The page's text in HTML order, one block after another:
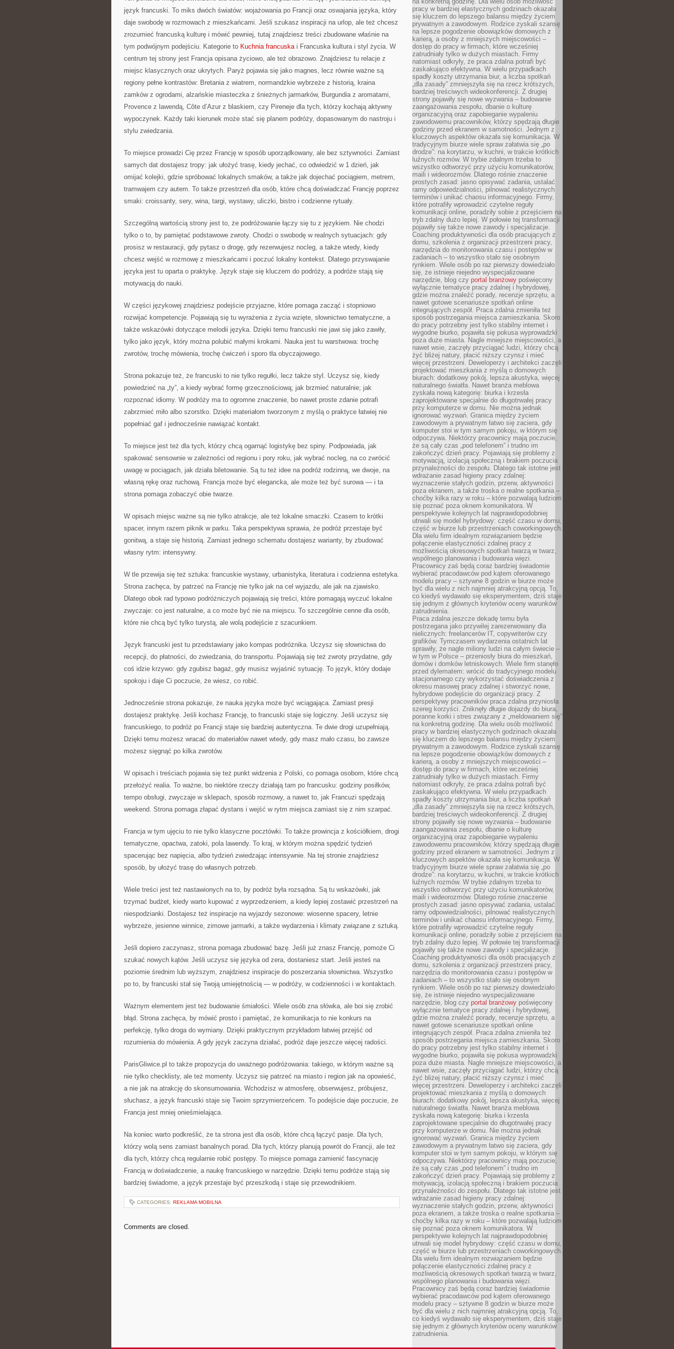
język francuski. To miks dwóch światów: wojażowania po Francji oraz oswajania języka, który
daje swobodę w rozmowach z mieszkańcami. Jeśli szukasz inspiracji na urlop, ale też chcesz
zrozumieć francuską kulturę i mówić pewniej, tutaj znajdziesz treści zbudowane właśnie na
tym podwójnym podejściu. Kategorie to Kuchnia francuskai Francuska kultura i styl życia. W
centrum tej strony jest Francja opisana życiowo, ale też obrazowo. Znajdziesz tu relacje z
miejsc klasycznych oraz ukrytych. Paryż pojawia się jako magnes, lecz równie ważne są
regiony pełne kontrastów: Bretania z wiatrem, normandzkie wybrzeże z historią, kraina
zamków z ogrodami, alzańskie miasteczka z śnieżnych jarmarków, Burgundia z aromatami,
Provence z lawendą, Côte d’Azur z blaskiem, czy Pireneje dla tych, którzy kochają aktywny
wypoczynek. Każdy taki kierunek może stać się planem podróży, dopasowanym do nastroju i
stylu zwiedzania.
To miejsce prowadzi Cię przez Francję w sposób uporządkowany, ale bez sztywności. Zamiast
samych dat dostajesz tropy: jak ułożyć trasę, kiedy jechać, co odwiedzić w 1 dzień, jak
omijać kolejki, gdzie spróbować lokalnych smaków, a także jak dojechać pociągiem, metrem,
tramwajem czy autem. To także przestrzeń dla osób, które chcą doświadczać Francję poprzez
smaki: croissanty, sery, wina, targi, wystawy, uliczki, bistro i codzienne rytuały.
Szczególną wartością strony jest to, że podróżowanie łączy się tu z językiem. Nie chodzi
tylko o to, by pamiętać podstawowe zwroty. Chodzi o swobodę w realnych sytuacjach: gdy
prosisz w restauracji, gdy pytasz o drogę, gdy rezerwujesz nocleg, a także wtedy, kiedy
chcesz wejść w rozmowę z mieszkańcami i poczuć lokalny kontekst. Dlatego przyswajanie
języka jest tu oparta o praktykę. Język staje się kluczem do podróży, a podróże stają się
motywacją do nauki.
W części językowej znajdziesz podejście przyjazne, które pomaga zacząć i stopniowo
rozwijać kompetencje. Pojawiają się tu wyrażenia z życia wzięte, słownictwo tematyczne, a
także wskazówki dotyczące melodii języka. Dzięki temu francuski nie jawi się jako zawiły,
tylko jako język, który można polubić małymi krokami. Nauka jest tu warstwowa: trochę
zwrotów, trochę mówienia, trochę ćwiczeń i sporo tła obyczajowego.
Strona pokazuje też, że francuski to nie tylko regułki, lecz także styl. Uczysz się, kiedy
powiedzieć na „ty”, a kiedy wybrać formę grzecznościową; jak brzmieć naturalnie; jak
rozpoznać idiomy. W podróży ma to ogromne znaczenie, bo nawet proste zdanie potrafi
zabrzmieć miło albo szorstko. Dzięki materiałom tworzonym z myślą o praktyce łatwiej nie
popełniać gaf i jednocześnie nawiązać kontakt.
To miejsce jest też dla tych, którzy chcą ogarnąć logistykę bez spiny. Podpowiada, jak
spakować sensownie w zależności od regionu i pory roku, jak wybrać nocleg, na co zwrócić
uwagę w pociągach, jak działa biletowanie. Są tu też idee na podróż rodzinną, we dwoje, na
własną rękę oraz ruchową. Francja może być elegancka, ale może też być surowa — i ta
strona pomaga zobaczyć obie twarze.
W opisach miejsc ważne są nie tylko atrakcje, ale też lokalne smaczki. Czasem to krótki
spacer, innym razem piknik w parku. Taka perspektywa sprawia, że podróż przestaje być
gonitwą, a staje się historią. Zamiast jednego schematu dostajesz warianty, by zbudować
własny rytm: intensywny.
W tle przewija się też sztuka: francuskie wystawy, urbanistyka, literatura i codzienna estetyka.
Strona zachęca, by patrzeć na Francję nie tylko jak na cel wyjazdu, ale jak na zjawisko.
Dlatego obok rad typowo podróżniczych pojawiają się treści, które pomagają wyczuć lokalne
zwyczaje: co jest naturalne, a co może być nie na miejscu. To szczególnie cenne dla osób,
które nie chcą być tylko turystą, ale wolą podejście z szacunkiem.
Język francuski jest tu przedstawiany jako kompas podróżnika. Uczysz się słownictwa do
recepcji, do płatności, do zwiedzania, do transportu. Pojawiają się też zwroty przydatne, gdy
coś idzie krzywo: gdy zgubisz bagaż, gdy musisz wyjaśnić sytuację. To język, który dodaje
spokoju i daje Ci poczucie, że wiesz, co robić.
Jednocześnie strona pokazuje, że nauka języka może być wciągająca. Zamiast presji
dostajesz praktykę. Jeśli kochasz Francję, to francuski staje się logiczny. Jeśli uczysz się
francuskiego, to podróż po Francji staje się bardziej autentyczna. Te dwie drogi uzupełniają.
Dzięki temu możesz wracać do materiałów nawet wtedy, gdy masz mało czasu, bo zawsze
możesz sięgnąć po kilka zwrotów.
W opisach i treściach pojawia się też punkt widzenia z Polski, co pomaga osobom, które chcą
przełożyć realia. To ważne, bo niektóre rzeczy działają tam po francusku: godziny posiłków,
tempo obsługi, zwyczaje w sklepach, sposób rozmowy, a nawet to, jak Francuzi spędzają
weekend. Strona pomaga złapać dystans i wejść w rytm miejsca zamiast się z nim szarpać.
Francja w tym ujęciu to nie tylko klasyczne pocztówki. To także prowincja z kościółkiem, drogi
tematyczne, opactwa, zatoki, pola lawendy. To kraj, w którym można spędzić tydzień
spacerując bez napięcia, albo tydzień zwiedzając intensywnie. Na tej stronie znajdziesz
sposób, by ułożyć trasę do własnych potrzeb.
Wiele treści jest też nastawionych na to, by podróż była rozsądna. Są tu wskazówki, jak
trzymać budżet, kiedy warto kupować z wyprzedzeniem, a kiedy lepiej zostawić przestrzeń na
niespodzianki. Dostajesz też inspiracje na wyjazdy sezonowe: wiosenne spacery, letnie
wybrzeże, jesienne winnice, zimowe jarmarki, a także wydarzenia i klimaty związane z sztuką.
Jeśli dopiero zaczynasz, strona pomaga zbudować bazę. Jeśli już znasz Francję, pomoże Ci
szukać nowych kątów. Jeśli uczysz się języka od zera, dostaniesz start. Jeśli jesteś na
poziomie średnim lub wyższym, znajdziesz inspiracje do poszerzania słownictwa. Wszystko
po to, by francuski stał się Twoją umiejętnością — w podróży, w codzienności i w kontaktach.
Ważnym elementem jest też budowanie śmiałości. Wiele osób zna słówka, ale boi się zrobić
błąd. Strona zachęca, by mówić prosto i pamiętać, że komunikacja to nie konkurs na
perfekcję, tylko droga do wymiany. Dzięki praktycznym przykładom łatwiej przejść od
rozumienia do mówienia. A gdy język zaczyna działać, podróż daje jeszcze więcej radości.
ParisGliwice.pl to także propozycja do uważnego podróżowania: takiego, w którym ważne są
nie tylko checklisty, ale też momenty. Uczysz się patrzeć na miasto i region jak na opowieść,
a nie jak na atrakcję do skonsumowania. Wchodzisz w atmosferę, obserwujesz, próbujesz,
słuchasz, a język francuski staje się Twoim sprzymierzeńcem. To podejście daje poczucie, że
Francja jest mniej onieśmielająca.
Na koniec warto podkreślić, że ta strona jest dla osób, które chcą łączyć pasje. Dla tych,
którzy wolą sens zamiast banalnych porad. Dla tych, którzy planują powrót do Francji, ale też
dla tych, którzy chcą regularnie robić postępy. To miejsce pomaga zamienić fascynację
Francją w doświadczenie, a naukę francuskiego w narzędzie. Dzięki temu podróże stają się
bardziej świadome, a język przestaje być przeszkodą i staje się przewodnikiem.
CATEGORIES: REKLAMA MOBILNA
Comments are closed.
pracy w bardziej elastycznych godzinach okazała
się kluczem do lepszego balansu między życiem
prywatnym a zawodowym. Rodzice zyskali szansę
na lepsze pogodzenie obowiązków domowych z
karierą, a osoby z mniejszych miejscowości –
dostęp do pracy w firmach, które wcześniej
zatrudniały tylko w dużych miastach. Firmy
natomiast odkryły, że praca zdalna potrafi być
zaskakująco efektywna. W wielu przypadkach
spadły koszty utrzymania biur, a liczba spotkań
„dla zasady” zmniejszyła się na rzecz krótszych,
bardziej treściwych wideokonferencji. Z drugiej
strony pojawiły się nowe wyzwania – budowanie
zaangażowania zespołu, dbanie o kulturę
organizacyjną oraz zapobieganie wypaleniu
zawodowemu pracowników, którzy spędzają długie
godziny przed ekranem w samotności. Jednym z
kluczowych aspektów okazała się komunikacja. W
tradycyjnym biurze wiele spraw załatwia się „po
drodze”: na korytarzu, w kuchni, w trakcie krótkich
luźnych rozmów. W trybie zdalnym trzeba to
wszystko odtworzyć przy użyciu komunikatorów,
maili i wideorozmów. Dlatego rośnie znaczenie
prostych zasad: jasno opisywać zadania, ustalać
ramy odpowiedzialności, pilnować realistycznych
terminów i unikać chaosu informacyjnego. Firmy,
które potrafiły wprowadzić czytelne reguły
komunikacji online, poradziły sobie z przejściem na
tryb zdalny dużo lepiej. W połowie tej transformacji
pojawiły się także nowe zawody i specjalizacje.
Coaching produktywności dla osób pracujących z
domu, szkolenia z organizacji przestrzeni pracy,
narzędzia do monitorowania czasu i postępów w
zadaniach – to wszystko stało się osobnym
rynkiem. Wiele osób po raz pierwszy dowiedziało
się, że istnieje niejedno wyspecjalizowane
narzędzie, blog czy portal branżowy poświęcony
wyłącznie tematyce pracy zdalnej i hybrydowej,
gdzie można znaleźć porady, recenzje sprzętu, a
nawet gotowe scenariusze spotkań online
integrujących zespół. Praca zdalna zmieniła też
sposób postrzegania miejsca zamieszkania. Skoro
do pracy potrzebny jest tylko stabilny internet i
wygodne biurko, pojawiła się pokusa wyprowadzki
poza duże miasta. Nagle mniejsze miejscowości, a
nawet wsie, zaczęły przyciągać ludzi, którzy chcą
żyć bliżej natury, płacić niższy czynsz i mieć
więcej przestrzeni. Deweloperzy i architekci zaczęli
projektować mieszkania z myślą o domowych
biurach: dodatkowy pokój, lepsza akustyka, więcej
naturalnego światła. Nawet branża meblowa
zyskała nową kategorię: biurka i krzesła
zaprojektowane specjalnie do długotrwałej pracy
przy komputerze w domu. Nie można jednak
ignorować wyzwań. Granica między życiem
zawodowym a prywatnym łatwo się zaciera, gdy
komputer stoi w tym samym pokoju, w którym się
odpoczywa. Niektórzy pracownicy mają poczucie,
że są cały czas „pod telefonem” i trudno im
zakończyć dzień pracy. Pojawiają się problemy z
motywacją, izolacją społeczną i brakiem poczucia
przynależności do zespołu. Dlatego tak istotne jest
wdrażanie zasad higieny pracy zdalnej:
wyznaczenie stałych godzin, przerw, aktywności
poza ekranem, a także troska o realne spotkania –
choćby kilka razy w roku – które pozwalają ludziom
się poznać poza oknem komunikatora. W
perspektywie kolejnych lat najprawdopodobniej
utrwali się model hybrydowy: część czasu w domu,
część w biurze lub przestrzeniach coworkingowych.
Dla wielu firm idealnym rozwiązaniem będzie
połączenie elastyczności zdalnej pracy z
możliwością okresowych spotkań twarzą w twarz,
wspólnego planowania i budowania więzi.
Pracownicy zaś będą coraz bardziej świadomie
wybierać pracodawców pod kątem oferowanego
modelu pracy – sztywne 8 godzin w biurze może
być dla wielu z nich najmniej atrakcyjną opcją. To,
co kiedyś wydawało się eksperymentem, dziś staje
się jednym z głównych kryteriów oceny warunków
zatrudnienia.
Praca zdalna jeszcze dekadę temu była
postrzegana jako przywilej zarezerwowany dla
nielicznych: freelancerów IT, copywriterów czy
grafików. Tymczasem wydarzenia ostatnich lat
sprawiły, że nagle miliony ludzi na całym świecie –
w tym w Polsce – przeniosły biura do mieszkań,
domów i domków letniskowych. Wiele firm stanęło
przed dylematem: wrócić do tradycyjnego modelu
stacjonarnego czy wykorzystać doświadczenia z
okresu masowej pracy zdalnej i stworzyć nowe,
hybrydowe podejście do organizacji pracy. Z
perspektywy pracowników praca zdalna przyniosła
szereg korzyści. Zniknęły długie dojazdy do biura,
poranne korki i stres związany z „meldowaniem się”
na konkretną godzinę. Dla wielu osób możliwość
pracy w bardziej elastycznych godzinach okazała
się kluczem do lepszego balansu między życiem
prywatnym a zawodowym. Rodzice zyskali szansę
na lepsze pogodzenie obowiązków domowych z
karierą, a osoby z mniejszych miejscowości –
dostęp do pracy w firmach, które wcześniej
zatrudniały tylko w dużych miastach. Firmy
natomiast odkryły, że praca zdalna potrafi być
zaskakująco efektywna. W wielu przypadkach
spadły koszty utrzymania biur, a liczba spotkań
„dla zasady” zmniejszyła się na rzecz krótszych,
bardziej treściwych wideokonferencji. Z drugiej
strony pojawiły się nowe wyzwania – budowanie
zaangażowania zespołu, dbanie o kulturę
organizacyjną oraz zapobieganie wypaleniu
zawodowemu pracowników, którzy spędzają długie
godziny przed ekranem w samotności. Jednym z
kluczowych aspektów okazała się komunikacja. W
tradycyjnym biurze wiele spraw załatwia się „po
drodze”: na korytarzu, w kuchni, w trakcie krótkich
luźnych rozmów. W trybie zdalnym trzeba to
wszystko odtworzyć przy użyciu komunikatorów,
maili i wideorozmów. Dlatego rośnie znaczenie
prostych zasad: jasno opisywać zadania, ustalać
ramy odpowiedzialności, pilnować realistycznych
terminów i unikać chaosu informacyjnego. Firmy,
które potrafiły wprowadzić czytelne reguły
komunikacji online, poradziły sobie z przejściem na
tryb zdalny dużo lepiej. W połowie tej transformacji
pojawiły się także nowe zawody i specjalizacje.
Coaching produktywności dla osób pracujących z
domu, szkolenia z organizacji przestrzeni pracy,
narzędzia do monitorowania czasu i postępów w
zadaniach – to wszystko stało się osobnym
rynkiem. Wiele osób po raz pierwszy dowiedziało
się, że istnieje niejedno wyspecjalizowane
narzędzie, blog czy portal branżowy poświęcony
wyłącznie tematyce pracy zdalnej i hybrydowej,
gdzie można znaleźć porady, recenzje sprzętu, a
nawet gotowe scenariusze spotkań online
integrujących zespół. Praca zdalna zmieniła też
sposób postrzegania miejsca zamieszkania. Skoro
do pracy potrzebny jest tylko stabilny internet i
wygodne biurko, pojawiła się pokusa wyprowadzki
poza duże miasta. Nagle mniejsze miejscowości, a
nawet wsie, zaczęły przyciągać ludzi, którzy chcą
żyć bliżej natury, płacić niższy czynsz i mieć
więcej przestrzeni. Deweloperzy i architekci zaczęli
projektować mieszkania z myślą o domowych
biurach: dodatkowy pokój, lepsza akustyka, więcej
naturalnego światła. Nawet branża meblowa
zyskała nową kategorię: biurka i krzesła
zaprojektowane specjalnie do długotrwałej pracy
przy komputerze w domu. Nie można jednak
ignorować wyzwań. Granica między życiem
zawodowym a prywatnym łatwo się zaciera, gdy
komputer stoi w tym samym pokoju, w którym się
odpoczywa. Niektórzy pracownicy mają poczucie,
że są cały czas „pod telefonem” i trudno im
zakończyć dzień pracy. Pojawiają się problemy z
motywacją, izolacją społeczną i brakiem poczucia
przynależności do zespołu. Dlatego tak istotne jest
wdrażanie zasad higieny pracy zdalnej:
wyznaczenie stałych godzin, przerw, aktywności
poza ekranem, a także troska o realne spotkania –
choćby kilka razy w roku – które pozwalają ludziom
się poznać poza oknem komunikatora. W
perspektywie kolejnych lat najprawdopodobniej
utrwali się model hybrydowy: część czasu w domu,
część w biurze lub przestrzeniach coworkingowych.
Dla wielu firm idealnym rozwiązaniem będzie
połączenie elastyczności zdalnej pracy z
możliwością okresowych spotkań twarzą w twarz,
wspólnego planowania i budowania więzi.
Pracownicy zaś będą coraz bardziej świadomie
wybierać pracodawców pod kątem oferowanego
modelu pracy – sztywne 8 godzin w biurze może
być dla wielu z nich najmniej atrakcyjną opcją. To,
co kiedyś wydawało się eksperymentem, dziś staje
się jednym z głównych kryteriów oceny warunków
zatrudnienia.